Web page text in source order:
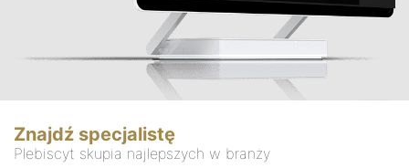
Znajdź specjalistę
Plebiscyt skupia najlepszych w branży